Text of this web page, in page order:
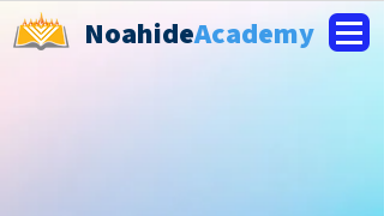
NoahideAcademy